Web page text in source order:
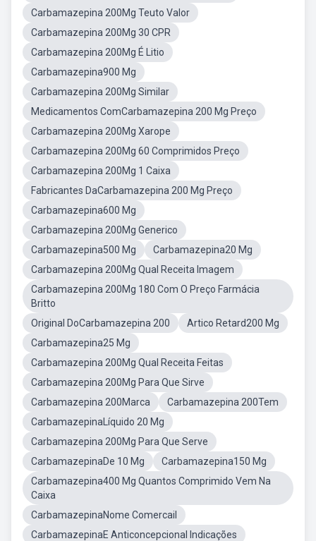
Carbamazepina 200Mg Teuto Valor
Carbamazepina 200Mg 30 CPR
Carbamazepina 200Mg É Litio
Carbamazepina900 Mg
Carbamazepina 200Mg Similar
Medicamentos ComCarbamazepina 200 Mg Preço
Carbamazepina 200Mg Xarope
Carbamazepina 200Mg 60 Comprimidos Preço
Carbamazepina 200Mg 1 Caixa
Fabricantes DaCarbamazepina 200 Mg Preço
Carbamazepina600 Mg
Carbamazepina 200Mg Generico
Carbamazepina500 Mg
Carbamazepina20 Mg
Carbamazepina 200Mg Qual Receita Imagem
Carbamazepina 200Mg 180 Com O Preço Farmácia
Britto
Original DoCarbamazepina 200
Artico Retard200 Mg
Carbamazepina25 Mg
Carbamazepina 200Mg Qual Receita Feitas
Carbamazepina 200Mg Para Que Sirve
Carbamazepina 200Marca
Carbamazepina 200Tem
CarbamazepinaLíquido 20 Mg
Carbamazepina 200Mg Para Que Serve
CarbamazepinaDe 10 Mg
Carbamazepina150 Mg
Carbamazepina400 Mg Quantos Comprimido Vem Na
Caixa
CarbamazepinaNome Comercail
CarbamazepinaE Anticoncepcional Indicações